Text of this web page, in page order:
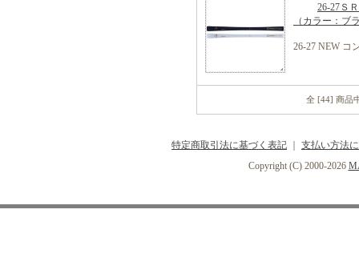
26-27Ｓ
（カラー：
26-27 NEW コ
全 [44] 商品
特定商取引法に基づく表記
支払い方法
Copyright (C) 2000-2026